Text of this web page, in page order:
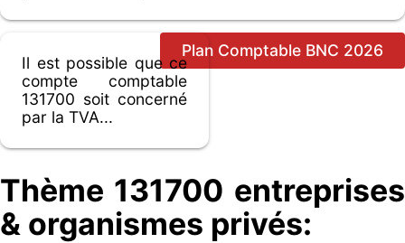
Plan Comptable BNC 2026
Il est possible que ce
compte comptable
131700 soit concerné
par la TVA...
Thème 131700 entreprises
& organismes privés: